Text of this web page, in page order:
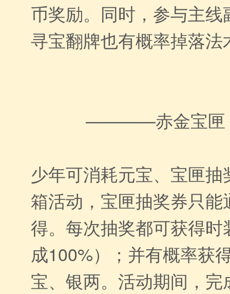
币奖励。同时，参与主
寻宝翻牌也有概率掉落法
————赤金宝
少年可消耗元宝、宝匣
箱活动，宝匣抽奖券只
得。每次抽奖都可获得
成100%）；并有概率获
宝、银两。活动期间，